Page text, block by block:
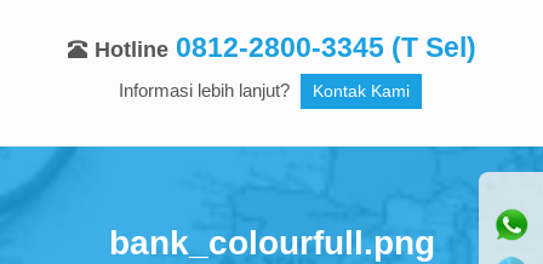
Hotline 0812-2800-3345 (T Sel)
Informasi lebih lanjut? Kontak Kami
bank_colourfull.png